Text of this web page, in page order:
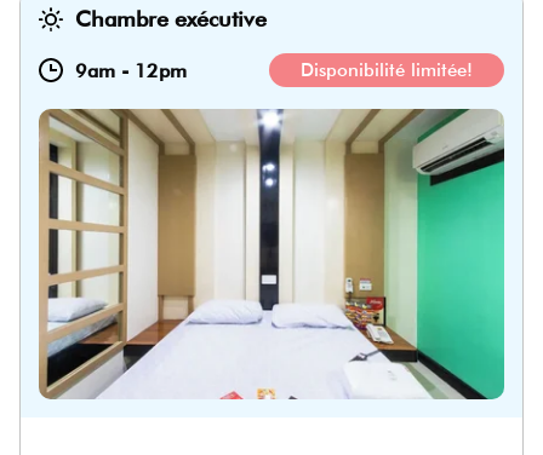
Chambre exécutive
9am - 12pm Disponibilité limitée!